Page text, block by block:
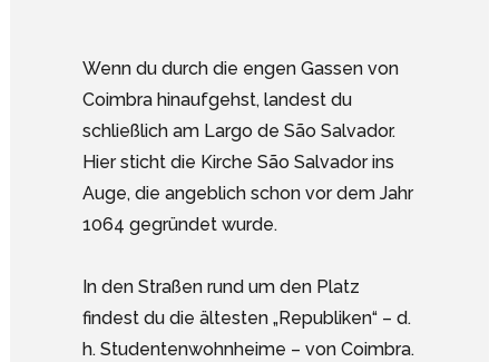
Wenn du durch die engen Gassen von
Coimbra hinaufgehst, landest du
schließlich am Largo de São Salvador.
Hier sticht die Kirche São Salvador ins
Auge, die angeblich schon vor dem Jahr
1064 gegründet wurde.
In den Straßen rund um den Platz
findest du die ältesten „Republiken“ – d.
h. Studentenwohnheime – von Coimbra.